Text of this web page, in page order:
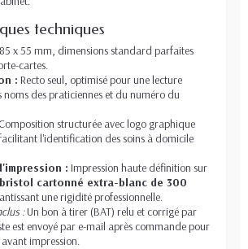
techniques
85 x 55 mm, dimensions standard parfaites
cartes.
: Recto seul, optimisé pour une lecture
noms des praticiennes et du numéro du
Composition structurée avec logo graphique
l'identification des soins à domicile
: Impression haute définition sur
bristol cartonné extra-blanc de 300
une rigidité professionnelle.
:Un bon à tirer (BAT) relu et corrigé par
est envoyé par e-mail après commande pour
impression.